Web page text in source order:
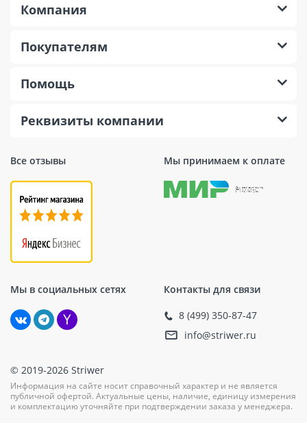
Все отзывы Мы принимаем к оплате
Мы в социальных сетях Контакты для связи
8 (499) 350-87-47
info@striwer.ru
Компания
Покупателям
Помощь
Реквизиты компании
© 2019-2026 Striwer
Информация на сайте носит справочный характер и не является
публичной офертой. Актуальные цены, наличие, единицу измерения
и комплектацию уточняйте при подтверждении заказа у менеджера.